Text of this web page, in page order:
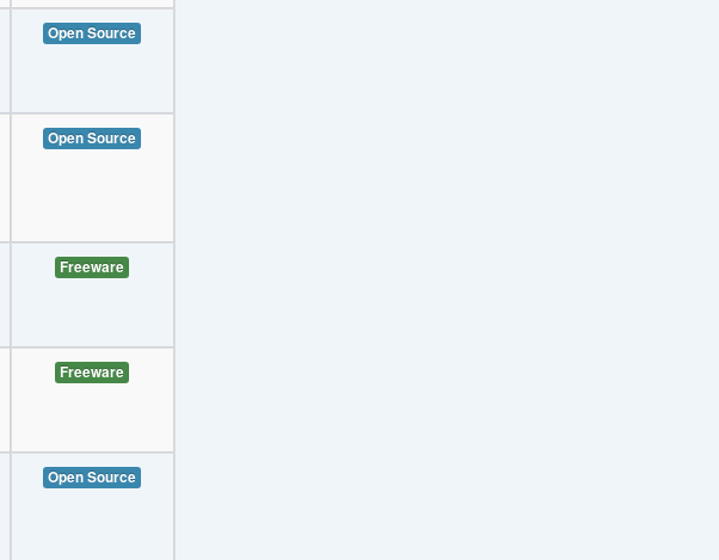
Open Source
Open Source
Freeware
Freeware
Open Source